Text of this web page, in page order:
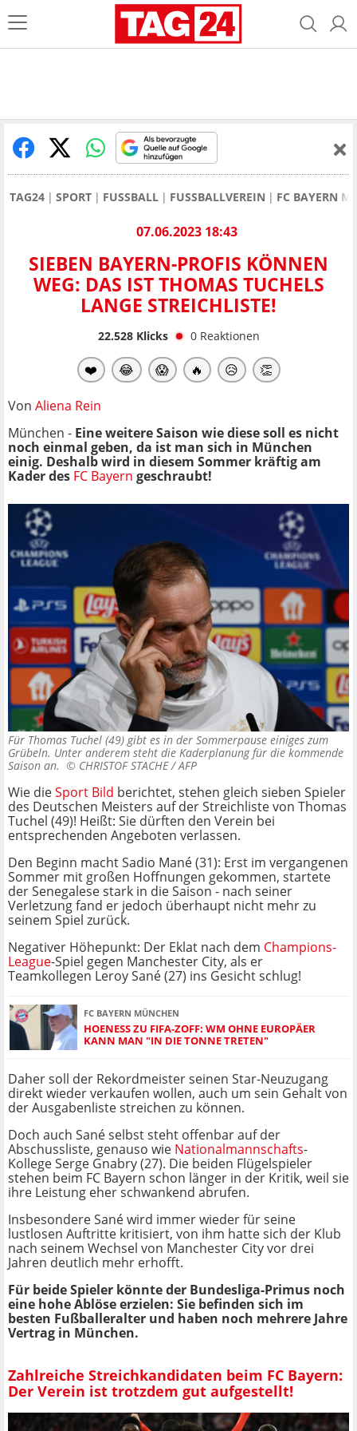
TAG24 SPORT FUSSBALL FUSSBALLVEREIN FC BAYERN
07.06.2023 18:43
SIEBEN BAYERN-PROFIS KÖNNEN
WEG: DAS IST THOMAS TUCHELS
LANGE STREICHLISTE!
22.528Klicks 0 Reaktionen
❤️ 😂 😱 🔥 😥 👏
Von Aliena Rein
München - Eine weitere Saison wie diese soll es nicht
noch einmal geben, da ist man sich in München
einig. Deshalb wird in diesem Sommer kräftig am
Kader des FC Bayern geschraubt!
Für Thomas Tuchel (49) gibt es in der Sommerpause einiges zum
Grübeln. Unter anderem steht die Kaderplanung für die kommende
Saison an. © CHRISTOF STACHE / AFP
Wie dieSport Bild berichtet, stehen gleich sieben Spieler
des Deutschen Meisters auf der Streichliste von Thomas
Tuchel (49)! Heißt: Sie dürften den Verein bei
entsprechenden Angeboten verlassen.
Den Beginn macht Sadio Mané (31): Erst im vergangenen
Sommer mit großen Hoffnungen gekommen, startete
der Senegalese stark in die Saison - nach seiner
Verletzung fand er jedoch überhaupt nicht mehr zu
seinem Spiel zurück.
Negativer Höhepunkt: Der Eklat nach dem Champions-
League-Spiel gegen Manchester City, als er
Teamkollegen Leroy Sané (27) ins Gesicht schlug!
FC BAYERN MÜNCHEN
HOENESS ZU FIFA-ZOFF: WM OHNE EUROPÄER K
ANN MAN "IN DIE TONNE TRETEN"
Daher soll der Rekordmeister seinen Star-Neuzugang
direkt wieder verkaufen wollen, auch um sein Gehalt von
der Ausgabenliste streichen zu können.
Doch auch Sané selbst steht offenbar auf der
Abschussliste, genauso wie Nationalmannschafts-
Kollege Serge Gnabry (27). Die beiden Flügelspieler
stehen beim FC Bayern schon länger in der Kritik, weil sie
ihre Leistung eher schwankend abrufen.
Insbesondere Sané wird immer wieder für seine
lustlosen Auftritte kritisiert, von ihm hatte sich der Klub
nach seinem Wechsel von Manchester City vor drei
Jahren deutlich mehr erhofft.
Für beide Spieler könnte der Bundesliga-Primus noch
eine hohe Ablöse erzielen: Sie befinden sich im
besten Fußballeralter und haben noch mehrere Jahre
Vertrag in München.
Zahlreiche Streichkandidaten beim FC Bayern:
Der Verein ist trotzdem gut aufgestellt!